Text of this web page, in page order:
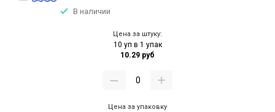
В наличии
Цена за штуку:
10 уп в 1 упак
10.29 руб
Цена за упаковку